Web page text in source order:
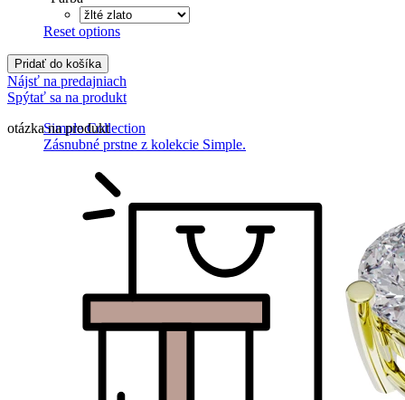
Simple Collection
Zásnubné prstne z kolekcie Simple.
Reset options
Pridať do košíka
Nájsť na predajniach
Spýtať sa na produkt
otázka na produkt